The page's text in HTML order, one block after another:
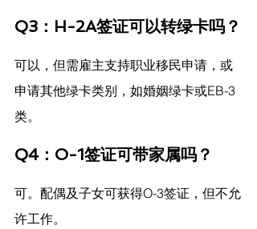
Q3：H-2A签证可以转绿卡吗？
可以，但需雇主支持职业移民申请，或
申请其他绿卡类别，如婚姻绿卡或EB-3
类。
Q4：O-1签证可带家属吗？
可。配偶及子女可获得O-3签证，但不允
许工作。